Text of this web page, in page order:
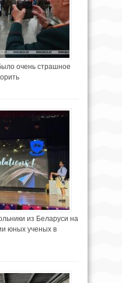
очень страшное
из Беларуси на
юных ученых в